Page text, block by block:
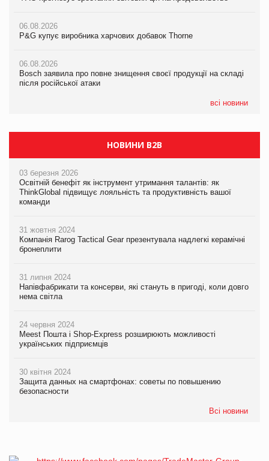
06.08.2026
P&G купує виробника харчових добавок Thorne
06.08.2026
Bosch заявила про повне знищення своєї продукції на складі
після російської атаки
всі новини
06.08.2026
P&G купує виробника харчових добавок Thorne
06.08.2026
Bosch заявила про повне знищення своєї продукції на складі
після російської атаки
06.08.2026
P&G купує виробника харчових добавок Thorne
06.08.2026
Bosch заявила про повне знищення своєї продукції на складі
після російської атаки
НОВИНИ B2B
03 березня 2026
Освітній бенефіт як інструмент утримання талантів: як
ThinkGlobal підвищує лояльність та продуктивність вашої
команди
31 жовтня 2024
Компанія Rarog Tactical Gear презентувала надлегкі керамічні
бронеплити
31 липня 2024
Напівфабрикати та консерви, які стануть в пригоді, коли довго
нема світла
24 червня 2024
Meest Пошта і Shop-Express розширюють можливості
українських підприємців
30 квітня 2024
Защита данных на смартфонах: советы по повышению
безопасности
Всі новини